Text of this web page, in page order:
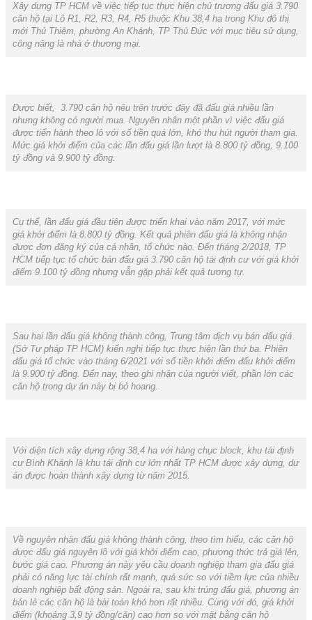
Xây dựng TP HCM về việc tiếp tục thực hiện chủ trương đấu giá 3.790
căn hộ tại Lô R1, R2, R3, R4, R5 thuộc Khu 38,4 ha trong Khu đô thị
mới Thủ Thiêm, phường An Khánh, TP Thủ Đức với mục tiêu sử dụng,
công năng là nhà ở thương mại.
Được biết, 3.790 căn hộ nêu trên trước đây đã đấu giá nhiều lần
nhưng không có người mua. Nguyên nhân một phần vì việc đấu giá
được tiến hành theo lô với số tiền quá lớn, khó thu hút người tham gia.
Mức giá khởi điểm của các lần đấu giá lần lượt là 8.800 tỷ đồng, 9.100
tỷ đồng và 9.900 tỷ đồng.
Cụ thể, lần đấu giá đầu tiên được triển khai vào năm 2017, với mức
giá khởi điểm là 8.800 tỷ đồng. Kết quả phiên đấu giá là không nhận
được đơn đăng ký của cá nhân, tổ chức nào. Đến tháng 2/2018, TP
HCM tiếp tục tổ chức bán đấu giá 3.790 căn hộ tái định cư với giá khởi
điểm 9.100 tỷ đồng nhưng vẫn gặp phải kết quả tương tự.
Sau hai lần đấu giá không thành công, Trung tâm dịch vụ bán đấu giá
(Sở Tư pháp TP HCM) kiến nghị tiếp tục thực hiện lần thứ ba. Phiên
đấu giá tổ chức vào tháng 6/2021 với số tiền khởi điểm đấu khởi điểm
là 9.900 tỷ đồng. Đến nay, theo ghi nhận của người viết, phần lớn các
căn hộ trong dự án này bị bỏ hoang.
Với diện tích xây dựng rộng 38,4 ha với hàng chục block, khu tái định
cư Bình Khánh là khu tái định cư lớn nhất TP HCM được xây dựng, dự
án được hoàn thành xây dựng từ năm 2015.
Về nguyên nhân đấu giá không thành công, theo tìm hiểu, các căn hộ
được đấu giá nguyên lô với giá khởi điểm cao, phương thức trả giá lên,
bước giá cao. Phương án này yêu cầu doanh nghiệp tham gia đấu giá
phải có năng lực tài chính rất mạnh, quá sức so với tiềm lực của nhiều
doanh nghiệp bất động sản. Ngoài ra, sau khi trúng đấu giá, phương án
bán lẻ các căn hộ là bài toán khó hơn rất nhiều. Cùng với đó, giá khởi
điểm (khoảng 3,9 tỷ đồng/căn) cao hơn so với mặt bằng căn hộ